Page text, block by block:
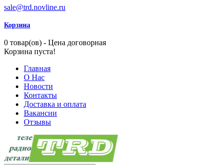
sale@trd.novline.ru
Корзина
0 товар(ов) - Цена договорная
Корзина пуста!
Главная
О Нас
Новости
Контакты
Доставка и оплата
Вакансии
Отзывы